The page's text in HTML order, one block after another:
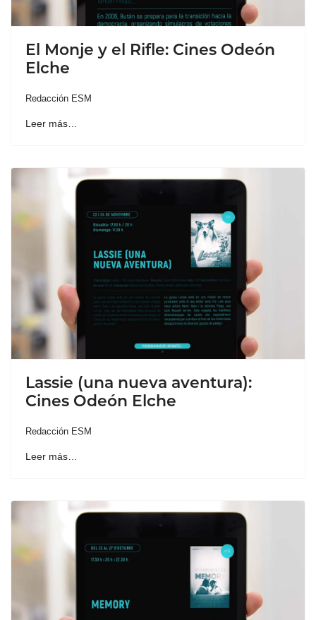
El Monje y el Rifle: Cines Odeón
Elche
Redacción ESM
Leer más…
Lassie (una nueva aventura):
Cines Odeón Elche
Redacción ESM
Leer más…